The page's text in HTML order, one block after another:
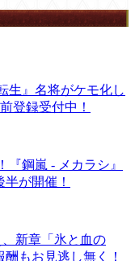
生』名将がケモ化し
登録受付中！
鋼嵐 - メカラシ』
が開催！
新章「氷と血の
もお見逃し無く！